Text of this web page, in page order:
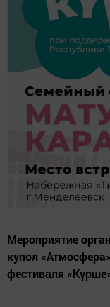
Мероприятие
купол
фестиваля